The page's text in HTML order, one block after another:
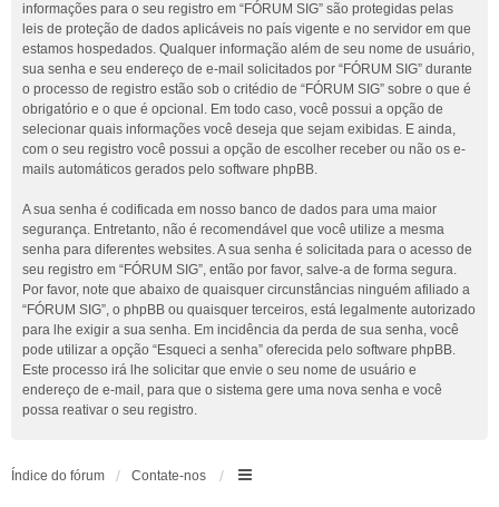
informações para o seu registro em “FÓRUM SIG” são protegidas pelas
leis de proteção de dados aplicáveis no país vigente e no servidor em que
estamos hospedados. Qualquer informação além de seu nome de usuário,
sua senha e seu endereço de e-mail solicitados por “FÓRUM SIG” durante
o processo de registro estão sob o critédio de “FÓRUM SIG” sobre o que é
obrigatório e o que é opcional. Em todo caso, você possui a opção de
selecionar quais informações você deseja que sejam exibidas. E ainda,
com o seu registro você possui a opção de escolher receber ou não os e-
mails automáticos gerados pelo software phpBB.
A sua senha é codificada em nosso banco de dados para uma maior
segurança. Entretanto, não é recomendável que você utilize a mesma
senha para diferentes websites. A sua senha é solicitada para o acesso de
seu registro em “FÓRUM SIG”, então por favor, salve-a de forma segura.
Por favor, note que abaixo de quaisquer circunstâncias ninguém afiliado a
“FÓRUM SIG”, o phpBB ou quaisquer terceiros, está legalmente autorizado
para lhe exigir a sua senha. Em incidência da perda de sua senha, você
pode utilizar a opção “Esqueci a senha” oferecida pelo software phpBB.
Este processo irá lhe solicitar que envie o seu nome de usuário e
endereço de e-mail, para que o sistema gere uma nova senha e você
possa reativar o seu registro.
Índice do fórum Contate-nos